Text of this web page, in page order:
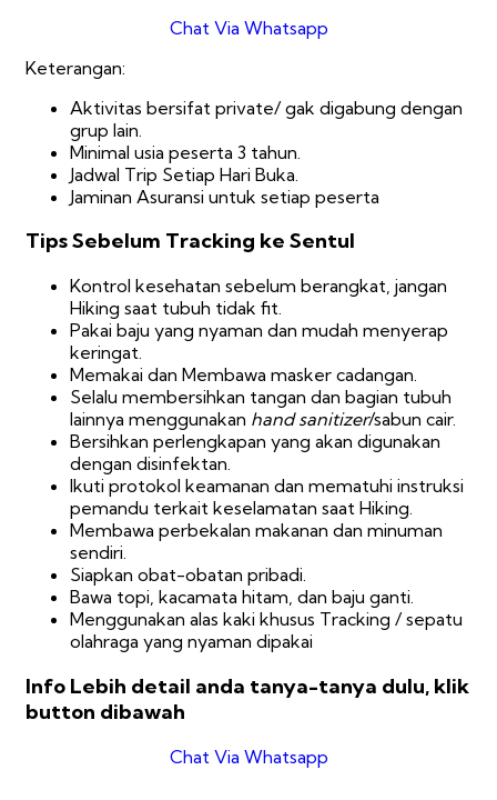
Chat Via Whatsapp
Keterangan:
Aktivitas bersifat private/ gak digabung dengan
grup lain.
Minimal usia peserta 3 tahun.
Jadwal Trip Setiap Hari Buka.
Jaminan Asuransi untuk setiap peserta
Tips Sebelum Tracking ke Sentul
Kontrol kesehatan sebelum berangkat, jangan
Hiking saat tubuh tidak fit.
Pakai baju yang nyaman dan mudah menyerap
keringat.
Memakai dan Membawa masker cadangan.
Selalu membersihkan tangan dan bagian tubuh
lainnya menggunakan hand sanitizer/sabun cair.
Bersihkan perlengkapan yang akan digunakan
dengan disinfektan.
Ikuti protokol keamanan dan mematuhi instruksi
pemandu terkait keselamatan saat Hiking.
Membawa perbekalan makanan dan minuman
sendiri.
Siapkan obat-obatan pribadi.
Bawa topi, kacamata hitam, dan baju ganti.
Menggunakan alas kaki khusus Tracking / sepatu
olahraga yang nyaman dipakai
Info Lebih detail anda tanya-tanya dulu, klik
button dibawah
Chat Via Whatsapp